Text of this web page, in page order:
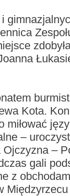
Kota.
miłować
–
–
gali
z